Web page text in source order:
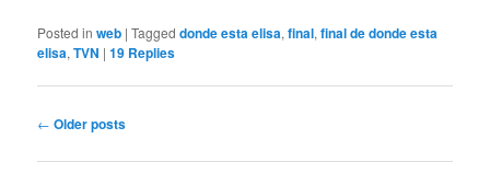
Posted in web |Tagged donde esta elisa,final,final de donde esta
elisa,TVN |19 Replies
Post
← Older posts